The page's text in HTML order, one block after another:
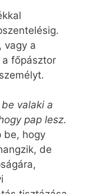
vagy a
a főpásztor
valaki a
pap lesz.
be, hogy
de